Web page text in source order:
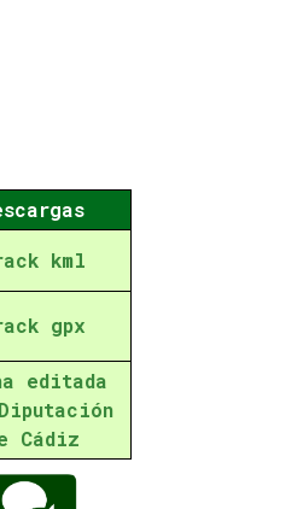
kml
gpx
editada
Cádiz